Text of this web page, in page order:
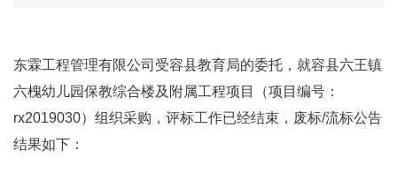
东霖工程管理有限公司受容县教育局的委托，就容县六王镇
六槐幼儿园保教综合楼及附属工程项目（项目编号：
rx2019030）组织采购，评标工作已经结束，废标/流标公告
结果如下：